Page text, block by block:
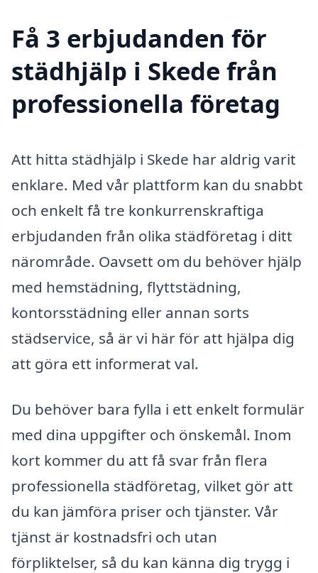
Få 3 erbjudanden för
städhjälp i Skede från
professionella företag
Att hitta städhjälp i Skede har aldrig varit
enklare. Med vår plattform kan du snabbt
och enkelt få tre konkurrenskraftiga
erbjudanden från olika städföretag i ditt
närområde. Oavsett om du behöver hjälp
med hemstädning, flyttstädning,
kontorsstädning eller annan sorts
städservice, så är vi här för att hjälpa dig
att göra ett informerat val.
Du behöver bara fylla i ett enkelt formulär
med dina uppgifter och önskemål. Inom
kort kommer du att få svar från flera
professionella städföretag, vilket gör att
du kan jämföra priser och tjänster. Vår
tjänst är kostnadsfri och utan
förpliktelser, så du kan känna dig trygg i